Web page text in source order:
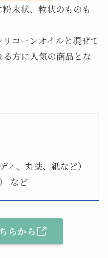
末状、粒状のものも
コーンオイルと混ぜて
方に人気の商品とな
ィ、丸薬、紙など）
など
らから